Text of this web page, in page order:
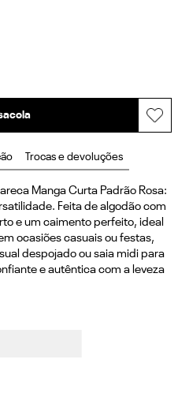
Trocas e devoluções
Manga Curta Padrão Rosa:
Feita de algodão com
e um caimento perfeito, ideal
ocasiões casuais ou festas,
despojado ou saia midi para
e autêntica com a leveza